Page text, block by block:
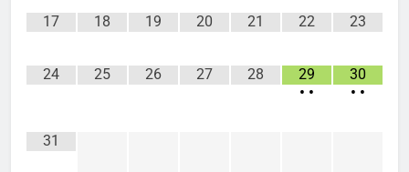
17 18 19 20 21 22 23
24 25 26 27 28
29
• •
30
• •
31